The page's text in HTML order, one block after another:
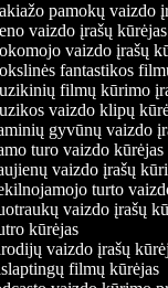
pamokų vaizdo
vaizdo įrašų kūrėjas
vaizdo įrašų
fantastikos
filmų kūrimo
vaizdo klipų
gyvūnų vaizdo
turo vaizdo kūrėjas
vaizdo įrašų
turto
vaizdo įrašų
kūrėjas
vaizdo įrašų
filmų kūrėjas